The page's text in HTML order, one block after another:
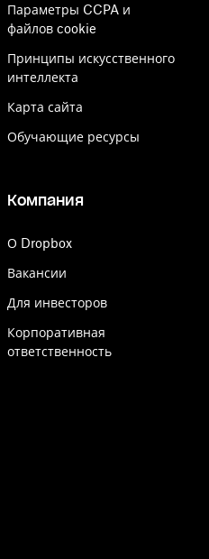
Параметры CCPA и
файлов cookie
Принципы искусственного
интеллекта
Карта сайта
Обучающие ресурсы
Компания
О Dropbox
Вакансии
Для инвесторов
Корпоративная
ответственность